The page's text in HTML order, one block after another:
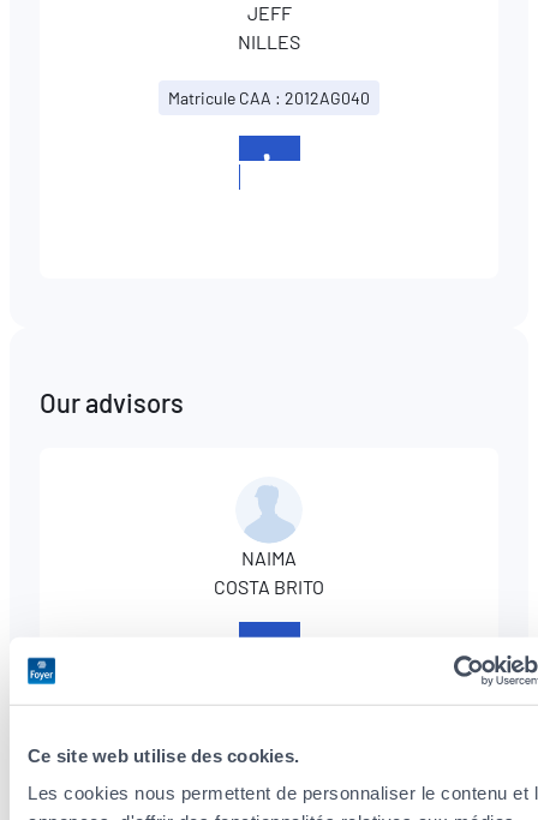
Ce site web utilise des cookies.
Les cookies nous permettent de personnaliser le contenu et
JEFF
NILLES
Matricule CAA : 2012AG040
Our advisors
NAIMA
COSTA BRITO